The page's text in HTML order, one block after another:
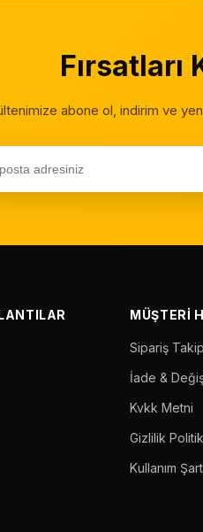
Fırsatları
abone ol, indirim ve
MÜŞTERI
Sipariş Takip
İade &
Kvkk Metni
Gizlilik
Kullanım